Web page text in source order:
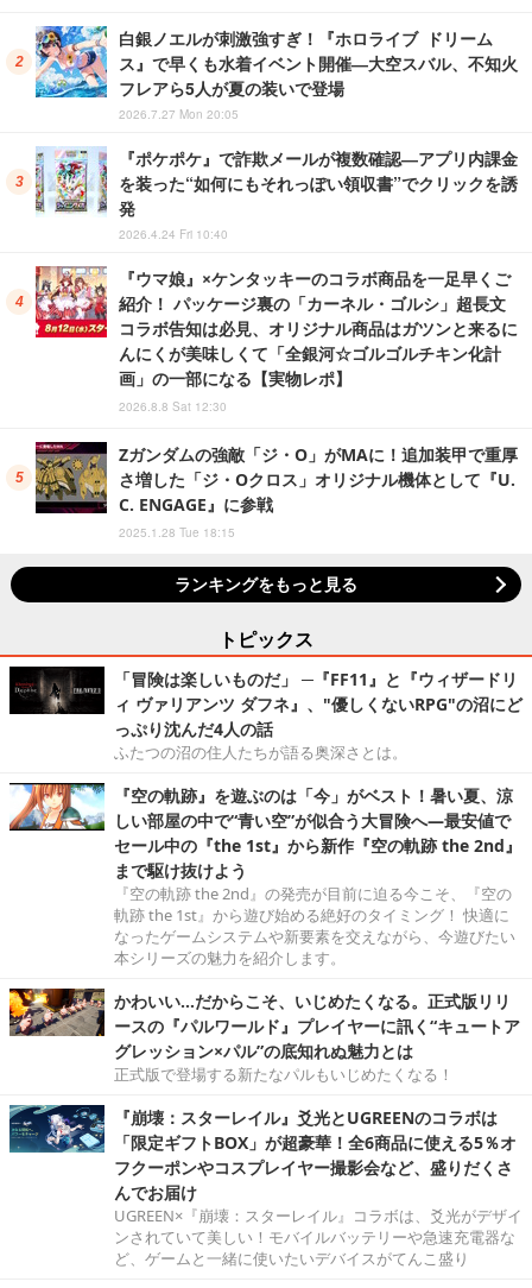
白銀ノエルが刺激強すぎ！『ホロライブ ドリーム
ス』で早くも水着イベント開催―大空スバル、不知火
フレアら5人が夏の装いで登場
2026.7.27 Mon 20:05
『ポケポケ』で詐欺メールが複数確認―アプリ内課金
を装った“如何にもそれっぽい領収書”でクリックを誘
発
2026.4.24 Fri 10:40
『ウマ娘』×ケンタッキーのコラボ商品を一足早くご
紹介！ パッケージ裏の「カーネル・ゴルシ」超長文
コラボ告知は必見、オリジナル商品はガツンと来るに
んにくが美味しくて「全銀河☆ゴルゴルチキン化計
画」の一部になる【実物レポ】
2026.8.8 Sat 12:30
Zガンダムの強敵「ジ・O」がMAに！追加装甲で重厚
さ増した「ジ・Oクロス」オリジナル機体として『U.
C. ENGAGE』に参戦
2025.1.28 Tue 18:15
ランキングをもっと見る
トピックス
「冒険は楽しいものだ」 ─『FF11』と『ウィザードリ
ィ ヴァリアンツ ダフネ』、"優しくないRPG"の沼にど
っぷり沈んだ4人の話
ふたつの沼の住人たちが語る奥深さとは。
『空の軌跡』を遊ぶのは「今」がベスト！暑い夏、涼
しい部屋の中で“青い空”が似合う大冒険へ―最安値で
セール中の『the 1st』から新作『空の軌跡 the 2nd』
まで駆け抜けよう
『空の軌跡 the 2nd』の発売が目前に迫る今こそ、『空の
軌跡 the 1st』から遊び始める絶好のタイミング！ 快適に
なったゲームシステムや新要素を交えながら、今遊びたい
本シリーズの魅力を紹介します。
かわいい…だからこそ、いじめたくなる。正式版リリ
ースの『パルワールド』プレイヤーに訊く“キュートア
グレッション×パル”の底知れぬ魅力とは
正式版で登場する新たなパルもいじめたくなる！
『崩壊：スターレイル』爻光とUGREENのコラボは
「限定ギフトBOX」が超豪華！全6商品に使える5％オ
フクーポンやコスプレイヤー撮影会など、盛りだくさ
んでお届け
UGREEN×『崩壊：スターレイル』コラボは、爻光がデザイ
ンされていて美しい！モバイルバッテリーや急速充電器な
ど、ゲームと一緒に使いたいデバイスがてんこ盛り